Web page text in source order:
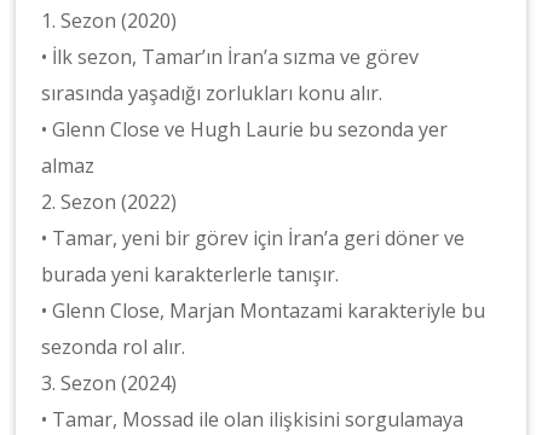
1. Sezon (2020)
• İlk sezon, Tamar’ın İran’a sızma ve görev
sırasında yaşadığı zorlukları konu alır.
• Glenn Close ve Hugh Laurie bu sezonda yer
almaz
2. Sezon (2022)
• Tamar, yeni bir görev için İran’a geri döner ve
burada yeni karakterlerle tanışır.
• Glenn Close, Marjan Montazami karakteriyle bu
sezonda rol alır.
3. Sezon (2024)
• Tamar, Mossad ile olan ilişkisini sorgulamaya